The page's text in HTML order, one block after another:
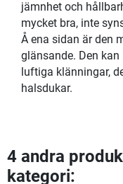
jämnhet och
mycket bra, inte
Å ena sidan är den
glänsande. Den
luftiga klänningar,
halsdukar.
4 andra
kategori: